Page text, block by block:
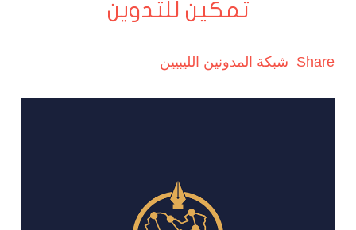
تمكين للتدوين
Share شبكة المدونين الليبيين